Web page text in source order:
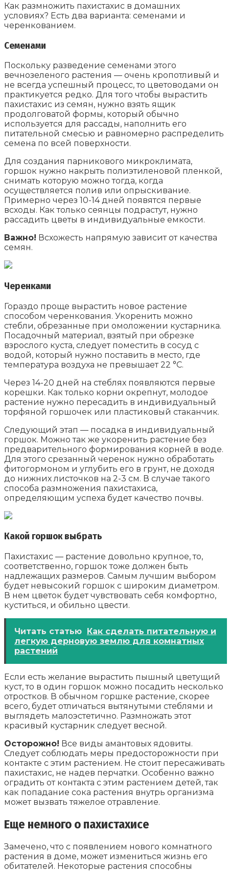
Как размножить пахистахис в домашних
условиях? Есть два варианта: семенами и
черенкованием.
Семенами
Поскольку разведение семенами этого
вечнозеленого растения — очень кропотливый и
не всегда успешный процесс, то цветоводами он
практикуется редко. Для того чтобы вырастить
пахистахис из семян, нужно взять ящик
продолговатой формы, который обычно
используется для рассады, наполнить его
питательной смесью и равномерно распределить
семена по всей поверхности.
Для создания парникового микроклимата,
горшок нужно накрыть полиэтиленовой пленкой,
снимать которую можно тогда, когда
осуществляется полив или опрыскивание.
Примерно через 10-14 дней появятся первые
всходы. Как только сеянцы подрастут, нужно
рассадить цветы в индивидуальные емкости.
Важно! Всхожесть напрямую зависит от качества
семян.
Черенками
Гораздо проще вырастить новое растение
способом черенкования. Укоренить можно
стебли, обрезанные при омоложении кустарника.
Посадочный материал, взятый при обрезке
взрослого куста, следует поместить в сосуд с
водой, который нужно поставить в место, где
температура воздуха не превышает 22 °C.
Через 14-20 дней на стеблях появляются первые
корешки. Как только корни окрепнут, молодое
растение нужно пересадить в индивидуальный
торфяной горшочек или пластиковый стаканчик.
Следующий этап — посадка в индивидуальный
горшок. Можно так же укоренить растение без
предварительного формирования корней в воде.
Для этого срезанный черенок нужно обработать
фитогормоном и углубить его в грунт, не доходя
до нижних листочков на 2-3 см. В случае такого
способа размножения пахистахиса,
определяющим успеха будет качество почвы.
Какой горшок выбрать
Пахистахис — растение довольно крупное, то,
соответственно, горшок тоже должен быть
надлежащих размеров. Самым лучшим выбором
будет невысокий горшок с широким диаметром.
В нем цветок будет чувствовать себя комфортно,
куститься, и обильно цвести.
Читать статью
Как сделать питательную и
легкую дерновую землю для комнатных
растений
Если есть желание вырастить пышный цветущий
куст, то в один горшок можно посадить несколько
отростков. В обычном горшке растение, скорее
всего, будет отличаться вытянутыми стеблями и
выглядеть малоэстетично. Размножать этот
красивый кустарник следует весной.
Осторожно! Все виды амантовых ядовиты.
Следует соблюдать меры предосторожности при
контакте с этим растением. Не стоит пересаживать
пахистахис, не надев перчатки. Особенно важно
оградить от контакта с этим растением детей, так
как попадание сока растения внутрь организма
может вызвать тяжелое отравление.
Еще немного о пахистахисе
Замечено, что с появлением нового комнатного
растения в доме, может измениться жизнь его
обитателей. Некоторые растения способны